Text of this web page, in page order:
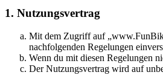
1. Nutzungsvertrag
Mit dem Zugriff auf
nachfolgenden Regelungen
Wenn du mit diesen Regelungen
Der Nutzungsvertrag wird auf